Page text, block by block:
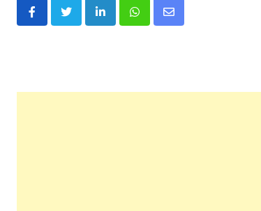
LinkedInWhatsappShare